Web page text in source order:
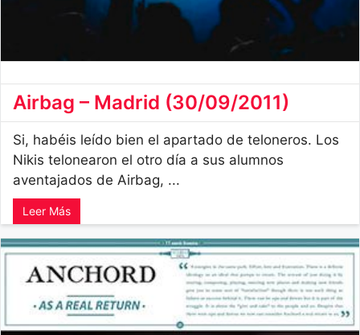
Airbag – Madrid (30/09/2011)
Si, habéis leído bien el apartado de teloneros. Los
Nikis telonearon el otro día a sus alumnos
aventajados de Airbag, ...
Leer Más